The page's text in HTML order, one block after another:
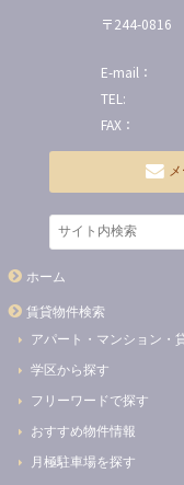
〒244-0816
E-mail：
TEL:
FAX：
ホーム
賃貸物件検索
アパート・マンション・
学区から探す
フリーワードで探す
おすすめ物件情報
月極駐車場を探す